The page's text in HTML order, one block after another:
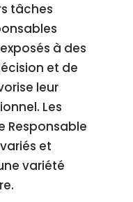
tâches
à des
et de
leur
Les
Responsable
et
variété